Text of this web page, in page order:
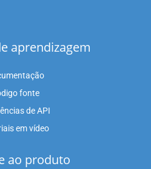
aprendizagem
fonte
de API
em vídeo
ao produto